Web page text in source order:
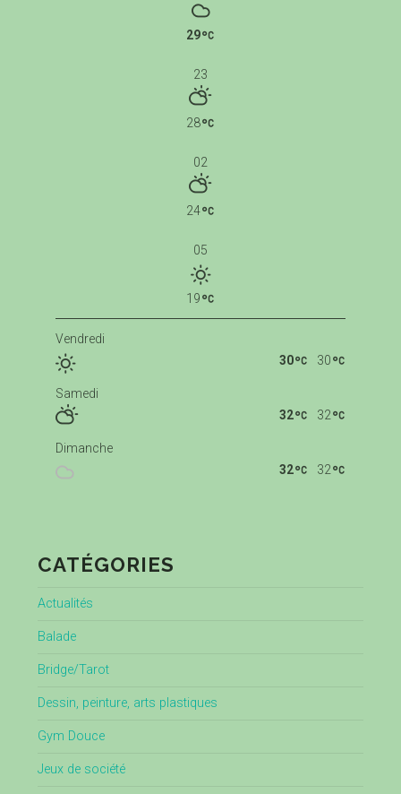
29
23
28
02
24
05
19
Vendredi
30
30
Samedi
32
32
Dimanche
32
32
CATÉGORIES
Actualités
Balade
Bridge/Tarot
Dessin, peinture, arts plastiques
Gym Douce
Jeux de société